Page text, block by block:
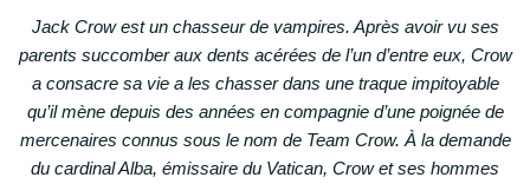
Jack Crow est un chasseur de vampires. Après avoir vu ses
parents succomber aux dents acérées de l’un d’entre eux, Crow
a consacre sa vie a les chasser dans une traque impitoyable
qu’il mène depuis des années en compagnie d’une poignée de
mercenaires connus sous le nom de Team Crow. À la demande
du cardinal Alba, émissaire du Vatican, Crow et ses hommes